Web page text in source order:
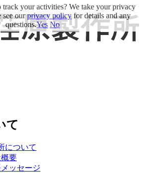
て
について
要
ッセージ
track your activities? We take your privacy
see ourprivacy policyfor details and any
questions.Yes No